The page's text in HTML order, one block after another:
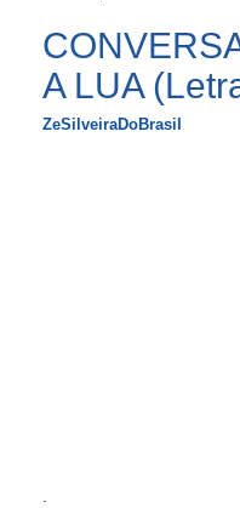
A LUA
ZeSilveiraDoBrasil
.